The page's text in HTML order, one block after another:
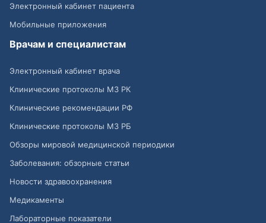
Электронный кабинет пациента
Мобильные приложения
Врачам и специалистам
Электронный кабинет врача
Клинические протоколы МЗ РК
Клинические рекомендации РФ
Клинические протоколы МЗ РБ
Обзоры мировой медицинской периодики
Заболевания: обзорные статьи
Новости здравоохранения
Медикаменты
Лабораторные показатели